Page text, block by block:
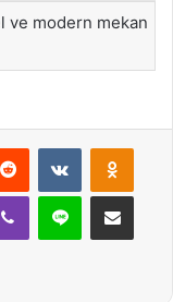
ve modern mekan
Reddit VKontakte
Viber Line E-Posta ile